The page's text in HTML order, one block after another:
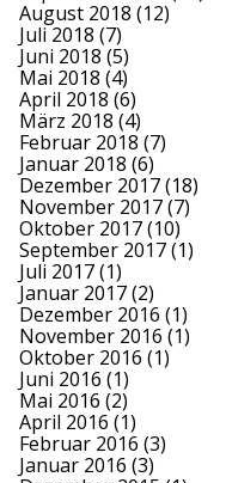
August 2018 (12)
Juli 2018 (7)
Juni 2018 (5)
Mai 2018 (4)
April 2018 (6)
März 2018 (4)
Februar 2018 (7)
Januar 2018 (6)
Dezember 2017(18)
November 2017(7)
Oktober 2017(10)
September 2017(1)
Juli 2017(1)
Januar 2017(2)
Dezember 2016 (1)
November 2016 (1)
Oktober 2016 (1)
Juni 2016 (1)
Mai 2016 (2)
April 2016 (1)
Februar 2016 (3)
Januar 2016 (3)